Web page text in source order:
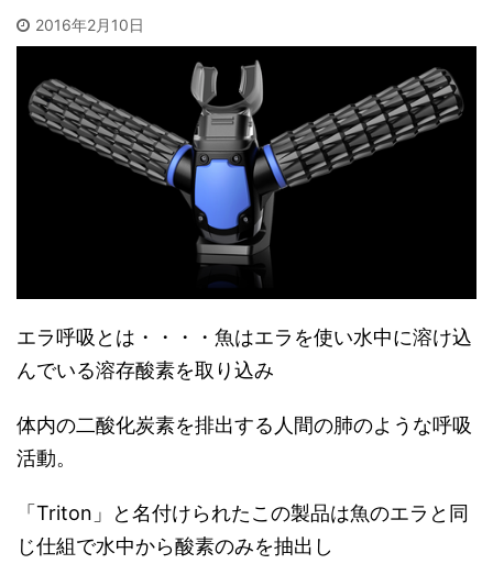
2016年2月10日
エラ呼吸とは・・・・魚はエラを使い水中に溶け込
んでいる溶存酸素を取り込み
体内の二酸化炭素を排出する人間の肺のような呼吸
活動。
「Triton」と名付けられたこの製品は魚のエラと同
じ仕組で水中から酸素のみを抽出し